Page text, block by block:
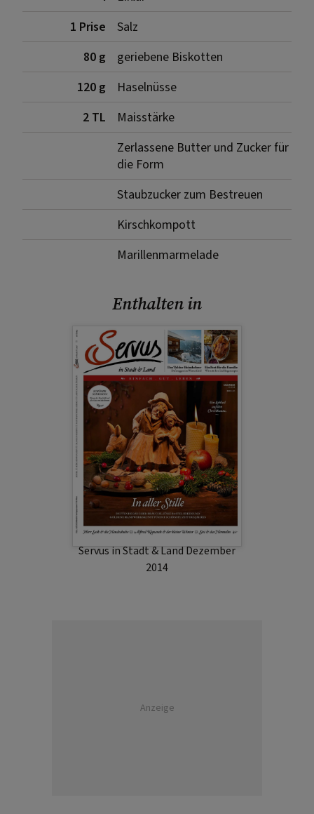
1 Prise
Salz
80 g
geriebene Biskotten
120 g
Haselnüsse
2 TL
Maisstärke
Zerlassene Butter und Zucker für
die Form
Staubzucker zum Bestreuen
Kirschkompott
Marillenmarmelade
Enthalten in
Servus in Stadt & Land Dezember
2014
Anzeige